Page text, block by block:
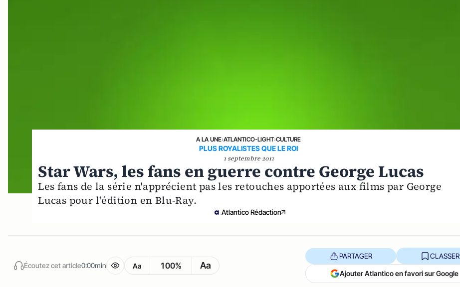
A LA UNE›ATLANTICO-LIGHT›CULTURE
PLUS ROYALISTES QUE LE ROI
1 septembre 2011
Star Wars, les fans en guerre contre George Lucas
Les fans de la série n'apprécient pas les retouches apportées aux films par George
Lucas pour l'édition en Blu-Ray.
Atlantico Rédaction
Écoutez cet article0:00min Aa 100% Aa
PARTAGER CLASSER
Ajouter Atlantico en favori sur Google